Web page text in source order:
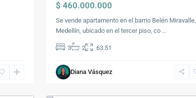
$ 460.000.000
Se vende apartamento en el barrio Belén Miravalle,
Medellín, ubicado en el tercer piso, co ...
3 2 63.51
Diana Vásquez
Comuna
16
Belén,